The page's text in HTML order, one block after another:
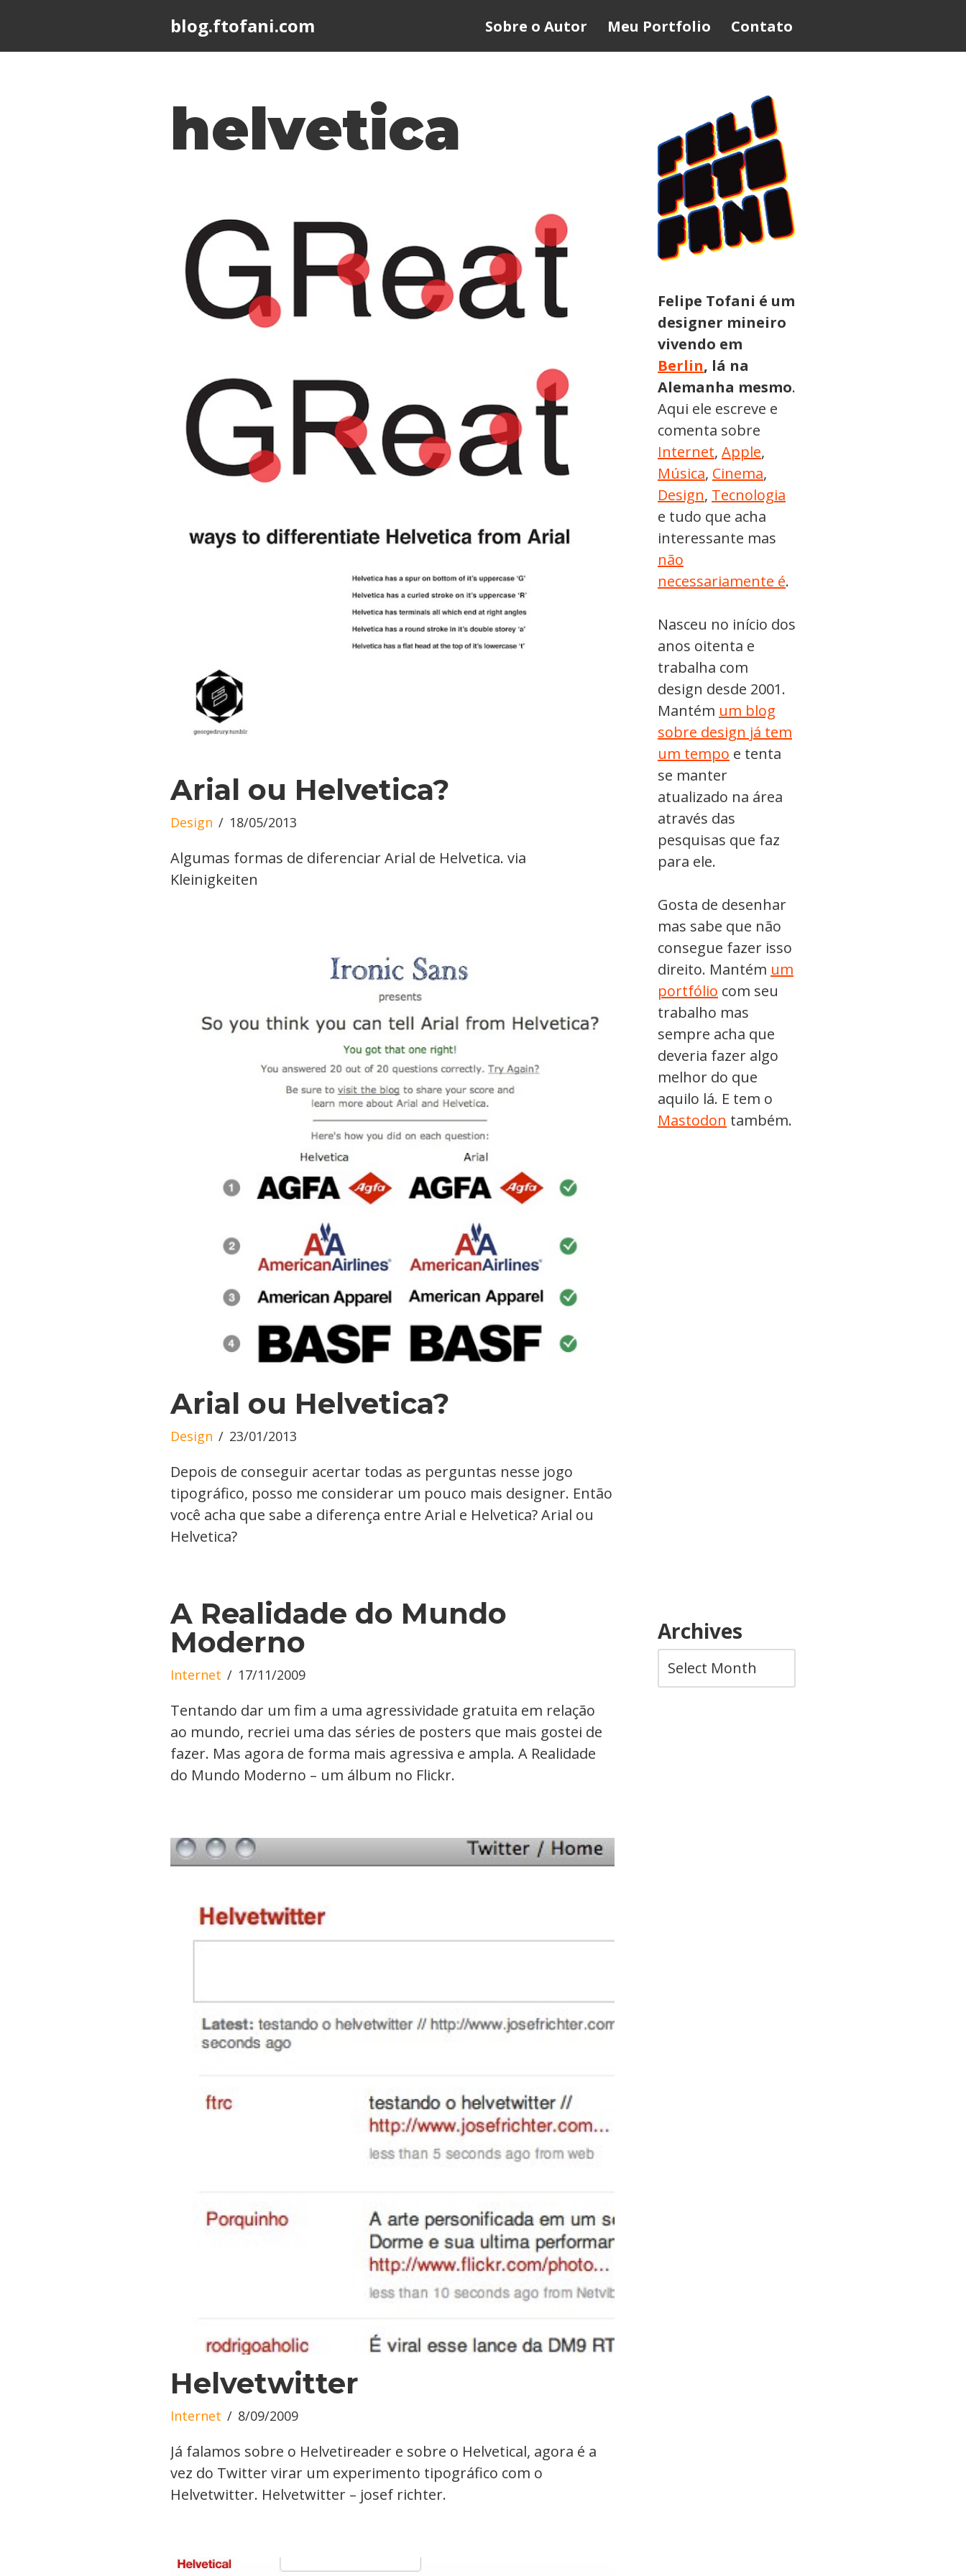
blog.ftofani.com Sobre o Autor Meu Portfolio Contato
helvetica
Arial ou Helvetica?
Design 18/05/2013
Algumas formas de diferenciar Arial de Helvetica. via
Kleinigkeiten
Arial ou Helvetica?
Design 23/01/2013
Depois de conseguir acertar todas as perguntas nesse jogo
tipográfico, posso me considerar um pouco mais designer. Então
você acha que sabe a diferença entre Arial e Helvetica? Arial ou
Helvetica?
A Realidade do Mundo
Moderno
Internet 17/11/2009
Tentando dar um fim a uma agressividade gratuita em relação
ao mundo, recriei uma das séries de posters que mais gostei de
fazer. Mas agora de forma mais agressiva e ampla. A Realidade
do Mundo Moderno – um álbum no Flickr.
Helvetwitter
Internet 8/09/2009
Já falamos sobre o Helvetireader e sobre o Helvetical, agora é a
vez do Twitter virar um experimento tipográfico com o
Helvetwitter. Helvetwitter – josef richter.
Felipe Tofani é um
designer mineiro
vivendo em
Berlin, lá na
Alemanha mesmo.
Aqui ele escreve e
comenta sobre
Internet, Apple,
Música, Cinema,
Design, Tecnologia
e tudo que acha
interessante mas
não
necessariamente é.
Nasceu no início dos
anos oitenta e
trabalha com
design desde 2001.
Mantém um blog
sobre design já tem
um tempo e tenta
se manter
atualizado na área
através das
pesquisas que faz
para ele.
Gosta de desenhar
mas sabe que não
consegue fazer isso
direito. Mantém um
portfólio com seu
trabalho mas
sempre acha que
deveria fazer algo
melhor do que
aquilo lá. E tem o
Mastodon também.
Archives